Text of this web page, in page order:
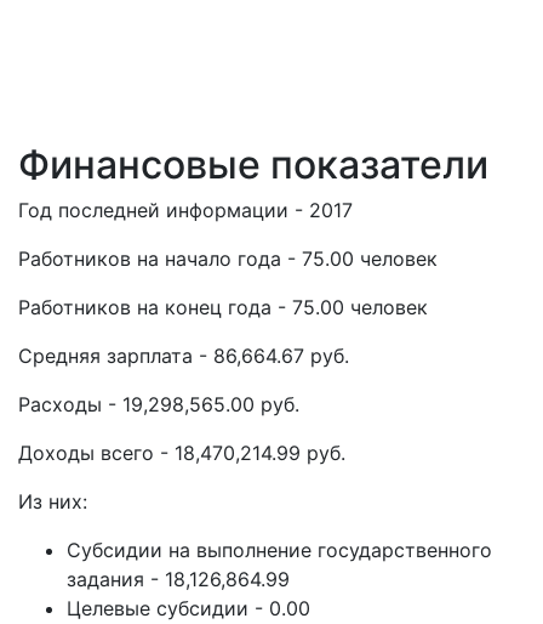
Финансовые показатели
Год последней информации - 2017
Работников на начало года - 75.00 человек
Работников на конец года - 75.00 человек
Средняя зарплата - 86,664.67 руб.
Расходы - 19,298,565.00 руб.
Доходы всего - 18,470,214.99 руб.
Из них:
Субсидии на выполнение государственного
задания - 18,126,864.99
Целевые субсидии - 0.00